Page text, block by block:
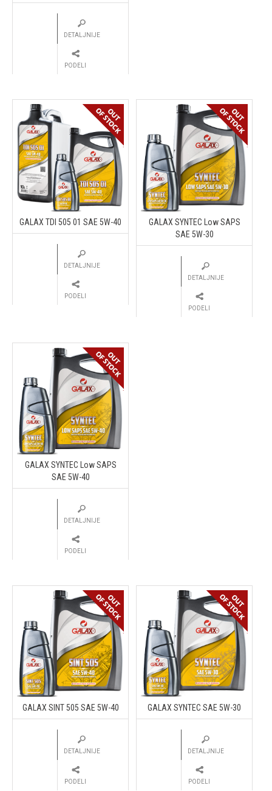
DETALJNIJE
PODELI
GALAX TDI 505 01 SAE 5W-40
DETALJNIJE
PODELI
GALAX SYNTEC Low SAPS
SAE 5W-30
DETALJNIJE
PODELI
GALAX SYNTEC Low SAPS
SAE 5W-40
DETALJNIJE
PODELI
GALAX SINT 505 SAE 5W-40
DETALJNIJE
PODELI
GALAX SYNTEC SAE 5W-30
DETALJNIJE
PODELI